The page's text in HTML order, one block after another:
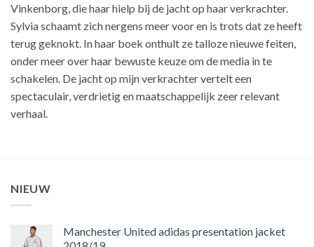
Vinkenborg, die haar hielp bij de jacht op haar verkrachter.
Sylvia schaamt zich nergens meer voor en is trots dat ze heeft
terug geknokt. In haar boek onthult ze talloze nieuwe feiten,
onder meer over haar bewuste keuze om de media in te
schakelen. De jacht op mijn verkrachter vertelt een
spectaculair, verdrietig en maatschappelijk zeer relevant
verhaal.
NIEUW
Manchester United adidas presentation jacket